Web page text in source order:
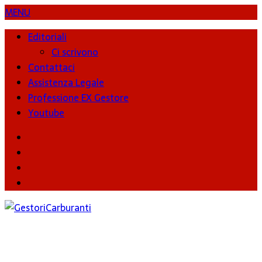
MENU
Editoriali
Ci scrivono
Contattaci
Assistenza Legale
Professione EX Gestore
Youtube